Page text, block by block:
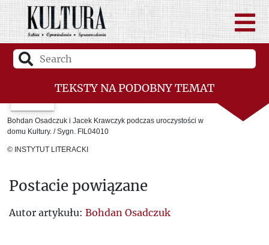
TEKSTY NA PODOBNY TEMAT
Bohdan Osadczuk i Jacek Krawczyk podczas uroczystości w
domu Kultury. / Sygn. FIL04010
© INSTYTUT LITERACKI
Postacie powiązane
Autor artykułu: Bohdan Osadczuk